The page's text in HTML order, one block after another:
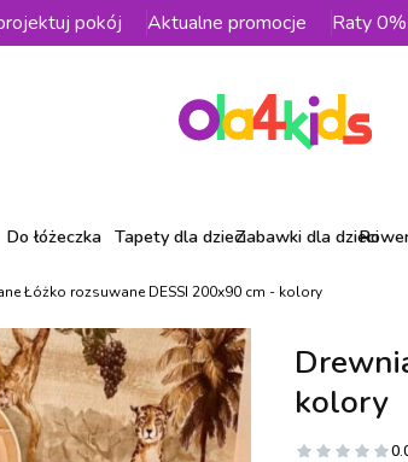
pokój Aktualne promocje Raty 0%
Do łóżeczka Tapety dla dzieciZabawki dla dzieci
Łóżko rozsuwane DESSI 200x90 cm - kolory
kolory